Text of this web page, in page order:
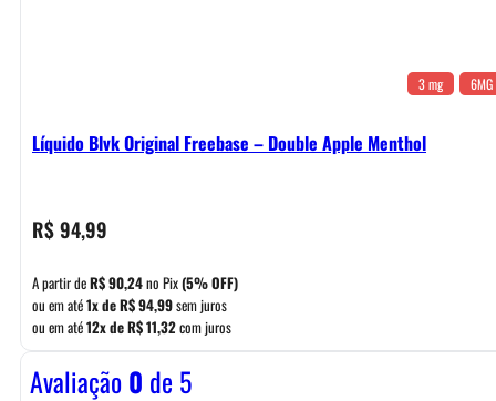
3 mg 6MG
Líquido Blvk Original Freebase – Double Apple Menthol
R$94,99
A partir deR$90,24no Pix(5% OFF)
ou em até1x deR$94,99sem juros
ou em até12x deR$11,32com juros
Avaliação0 de 5